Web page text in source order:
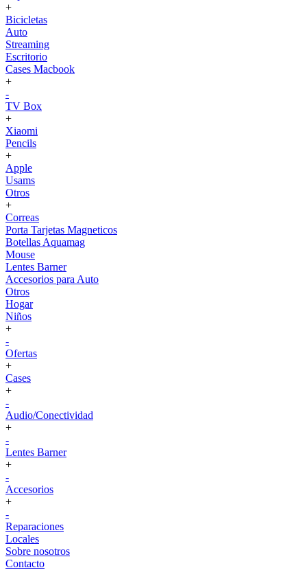
+
Bicicletas
Auto
Streaming
Escritorio
Cases Macbook
+
-
TV Box
+
Xiaomi
Pencils
+
Apple
Usams
Otros
+
Correas
Porta Tarjetas Magneticos
Botellas Aquamag
Mouse
Lentes Barner
Accesorios para Auto
Otros
Hogar
Niños
+
-
Ofertas
+
Cases
+
-
Audio/Conectividad
+
-
Lentes Barner
+
-
Accesorios
+
-
Reparaciones
Locales
Sobre nosotros
Contacto